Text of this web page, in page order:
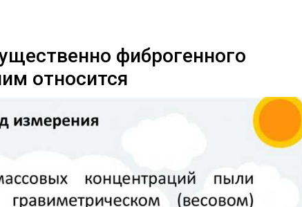
фиброгенного
относится